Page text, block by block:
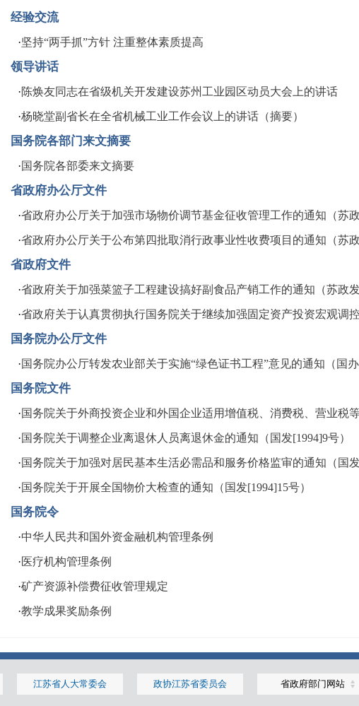
经验交流
·坚持“两手抓”方针 注重整体素质提高
领导讲话
·陈焕友同志在省级机关开发建设苏州工业园区动员大会上的讲话
·杨晓堂副省长在全省机械工业工作会议上的讲话（摘要）
国务院各部门来文摘要
·国务院各部委来文摘要
省政府办公厅文件
·省政府办公厅关于加强市场物价调节基金征收管理工作的通知（苏
·省政府办公厅关于公布第四批取消行政事业性收费项目的通知（苏
省政府文件
·省政府关于加强菜篮子工程建设搞好副食品产销工作的通知（苏政
·省政府关于认真贯彻执行国务院关于继续加强固定资产投资宏观调
国务院办公厅文件
·国务院办公厅转发农业部关于实施“绿色证书工程”意见的通知（国
国务院文件
·国务院关于外商投资企业和外国企业适用增值税、消费税、营业税
·国务院关于调整企业离退休人员离退休金的通知（国发[1994]9号）
·国务院关于加强对居民基本生活必需品和服务价格监审的通知（国
·国务院关于开展全国物价大检查的通知（国发[1994]15号）
国务院令
·中华人民共和国外资金融机构管理条例
·医疗机构管理条例
·矿产资源补偿费征收管理规定
·教学成果奖励条例
江苏省人大常委会 政协江苏省委员会 省政府部门网站